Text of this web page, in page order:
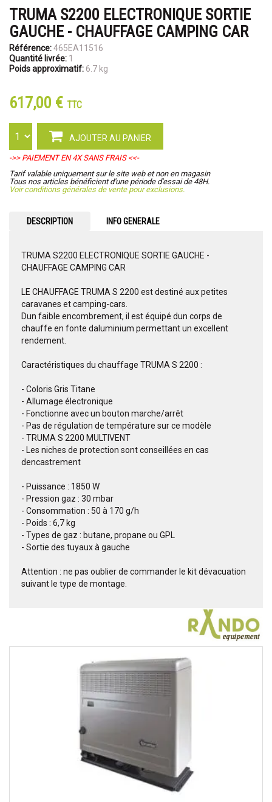
TRUMA S2200 ELECTRONIQUE SORTIE
GAUCHE - CHAUFFAGE CAMPING CAR
Référence:465EA11516
Quantité livrée: 1
Poids approximatif: 6.7 kg
617,00 € TTC
AJOUTER AU PANIER
->> PAIEMENT EN 4X SANS FRAIS <<-
Tarif valable uniquement sur le site web et non en magasin
Tous nos articles bénéficient d'une période d'essai de 48H.
Voir conditions générales de vente pour exclusions.
DESCRIPTION INFO GENERALE
TRUMA S2200 ELECTRONIQUE SORTIE GAUCHE -
CHAUFFAGE CAMPING CAR
LE CHAUFFAGE TRUMA S 2200 est destiné aux petites
caravanes et camping-cars.
Dun faible encombrement, il est équipé dun corps de
chauffe en fonte daluminium permettant un excellent
rendement.
Caractéristiques du chauffage TRUMA S 2200 :
- Coloris Gris Titane
- Allumage électronique
- Fonctionne avec un bouton marche/arrêt
- Pas de régulation de température sur ce modèle
- TRUMA S 2200 MULTIVENT
- Les niches de protection sont conseillées en cas
dencastrement
- Puissance : 1850 W
- Pression gaz : 30 mbar
- Consommation : 50 à 170 g/h
- Poids : 6,7 kg
- Types de gaz : butane, propane ou GPL
- Sortie des tuyaux à gauche
Attention : ne pas oublier de commander le kit dévacuation
suivant le type de montage.